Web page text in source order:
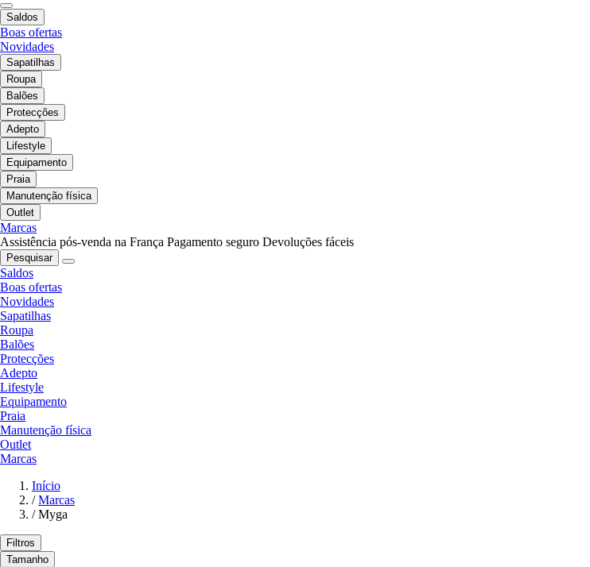
Saldos
Boas ofertas
Novidades
Sapatilhas
Roupa
Balões
Protecções
Adepto
Lifestyle
Equipamento
Praia
Manutenção física
Outlet
Marcas
Assistência pós-venda na França Pagamento seguro Devoluções fáceis
Pesquisar
Saldos
Boas ofertas
Novidades
Sapatilhas
Roupa
Balões
Protecções
Adepto
Lifestyle
Equipamento
Praia
Manutenção física
Outlet
Marcas
Início
/ Marcas
/ Myga
Filtros
Tamanho